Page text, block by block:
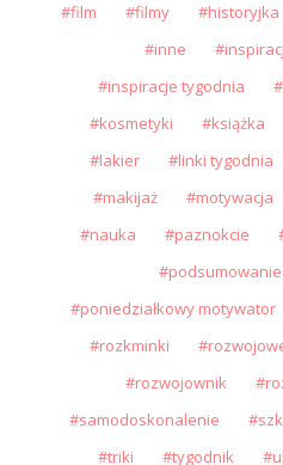
film
filmy
historyjka
inne
inspiracje tygodnia
kosmetyki
książka
lakier
linki tygodnia
makijaż
motywacja
nauka
paznokcie
podsumowanie
poniedziałkowy motywator
rozkminki
rozwojownik
samodoskonalenie
triki
tygodnik